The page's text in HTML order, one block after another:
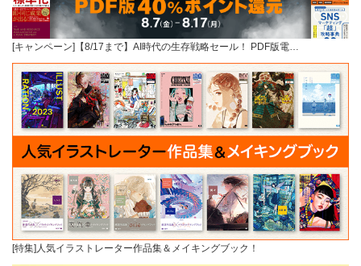
[キャンペーン]【8/17まで】AI時代の生存戦略セール！ PDF版電…
[特集]人気イラストレーター作品集＆メイキングブック！